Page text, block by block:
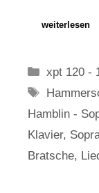
weiterlesen
Kategorien
xpt 120 -
Hamblin -
Klavier,
Bratsche,